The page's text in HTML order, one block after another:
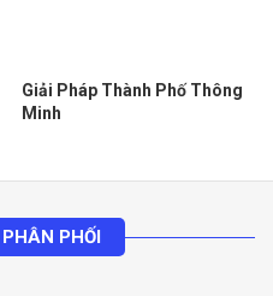
Giải Pháp Thành Phố Thông
Minh
PHỐI